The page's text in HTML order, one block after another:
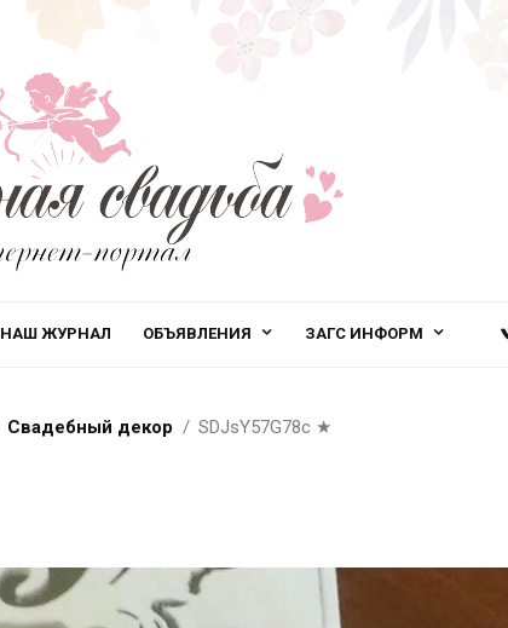
НАШ ЖУРНАЛ ОБЪЯВЛЕНИЯ ЗАГС ИНФОРМ
Свадебный декор SDJsY57G78c ★